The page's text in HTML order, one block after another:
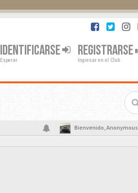
IDENTIFICARSE
Esperar
REGISTRARSE
Ingresar en el Club
Bienvenido,Anonymous